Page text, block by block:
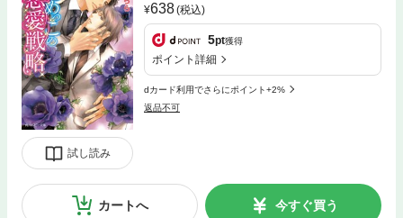
試し読み
638(税込)
5pt獲得
ポイント詳細
dカード利用でさらにポイント+2%
返品不可
カートへ 今すぐ買う